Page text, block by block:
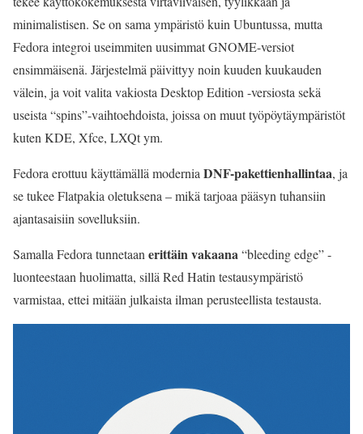
minimalistisen. Se on sama ympäristö kuin Ubuntussa, mutta
Fedora integroi useimmiten uusimmat GNOME-versiot
ensimmäisenä. Järjestelmä päivittyy noin kuuden kuukauden
välein, ja voit valita vakiosta Desktop Edition -versiosta sekä
useista “spins”-vaihtoehdoista, joissa on muut työpöytäympäristöt
kuten KDE, Xfce, LXQt ym.
Fedora erottuu käyttämällä modernia DNF-pakettienhallintaa, ja
se tukee Flatpakia oletuksena – mikä tarjoaa pääsyn tuhansiin
ajantasaisiin sovelluksiin.
Samalla Fedora tunnetaan erittäin vakaana“bleeding edge” -
luonteestaan huolimatta, sillä Red Hatin testausympäristö
varmistaa, ettei mitään julkaista ilman perusteellista testausta.